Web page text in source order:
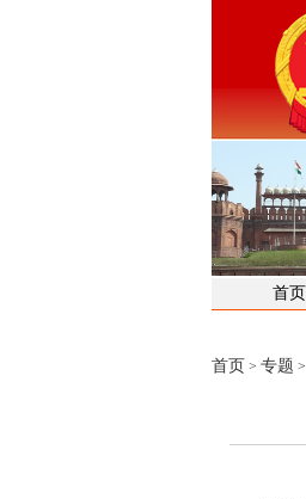
首页
首页 > 专题 >